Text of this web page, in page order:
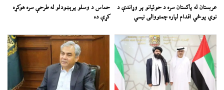
عربستان له پاکستان سره د حوثیانو پر وړاندې د
نوي پوځي اقدام لپاره چمتووالی نیسي
حماس د وسلو پرېښودلو له طرحې سره هوکړه
کړې ده